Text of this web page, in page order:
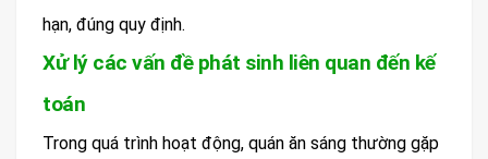
hạn, đúng quy định.
Xử lý các vấn đề phát sinh liên quan đến kế
toán
Trong quá trình hoạt động, quán ăn sáng thường gặp